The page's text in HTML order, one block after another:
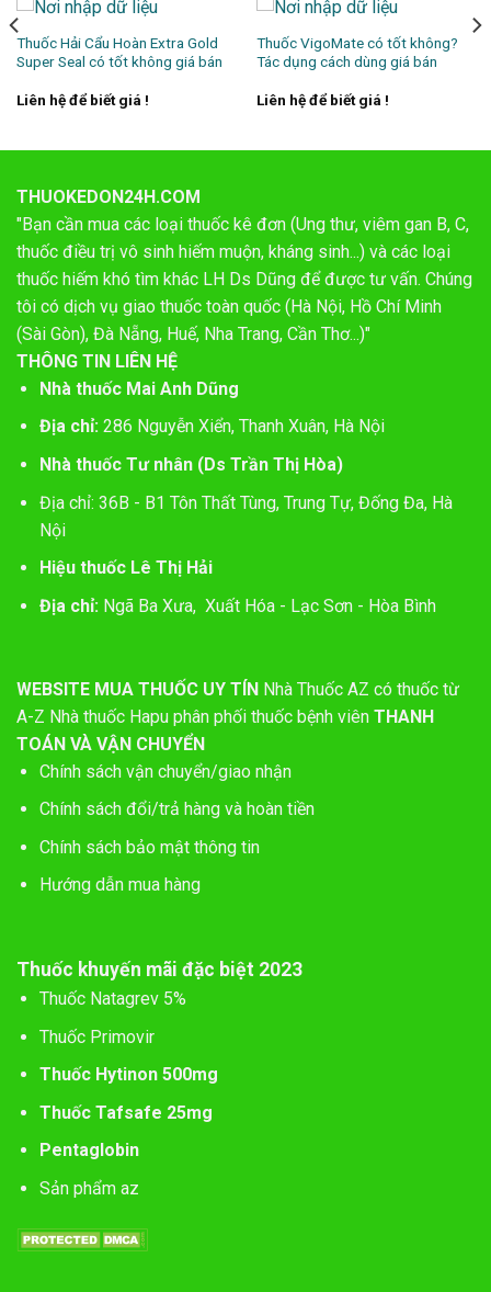
Thuốc Hải Cẩu Hoàn Extra Gold
Super Seal có tốt không giá bán
Liên hệ để biết giá !
Thuốc VigoMate có tốt không?
Tác dụng cách dùng giá bán
Liên hệ để biết giá !
THUOKEDON24H.COM
"Bạn cần mua các loại thuốc kê đơn (Ung thư, viêm gan B, C,
thuốc điều trị vô sinh hiếm muộn, kháng sinh...) và các loại
thuốc hiếm khó tìm khác LH Ds Dũng để được tư vấn. Chúng
tôi có dịch vụ giao thuốc toàn quốc (Hà Nội, Hồ Chí Minh
(Sài Gòn), Đà Nẵng, Huế, Nha Trang, Cần Thơ...)"
THÔNG TIN LIÊN HỆ
Nhà thuốc Mai Anh Dũng
Địa chỉ:286 Nguyễn Xiển, Thanh Xuân, Hà Nội
Nhà thuốc Tư nhân (Ds Trần Thị Hòa)
Địa chỉ: 36B - B1 Tôn Thất Tùng, Trung Tự, Đống Đa, Hà
Nội
Hiệu thuốc Lê Thị Hải
Địa chỉ: Ngã Ba Xưa, Xuất Hóa - Lạc Sơn - Hòa Bình
WEBSITE MUA THUỐC UY TÍN Nhà Thuốc AZ có thuốc từ
A-Z Nhà thuốc Hapu phân phối thuốc bệnh viên THANH
TOÁN VÀ VẬN CHUYỂN
Chính sách vận chuyển/giao nhận
Chính sách đổi/trả hàng và hoàn tiền
Chính sách bảo mật thông tin
Hướng dẫn mua hàng
Thuốc khuyến mãi đặc biệt 2023
Thuốc Natagrev 5%
Thuốc Primovir
Thuốc Hytinon 500mg
Thuốc Tafsafe 25mg
Pentaglobin
Sản phẩm az